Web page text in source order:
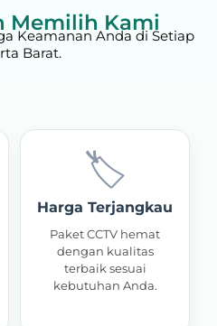
Memilih Kami
Keamanan Anda di Setiap
Barat.
🏷️
Harga Terjangkau
Paket CCTV hemat
dengan kualitas
terbaik sesuai
kebutuhan Anda.